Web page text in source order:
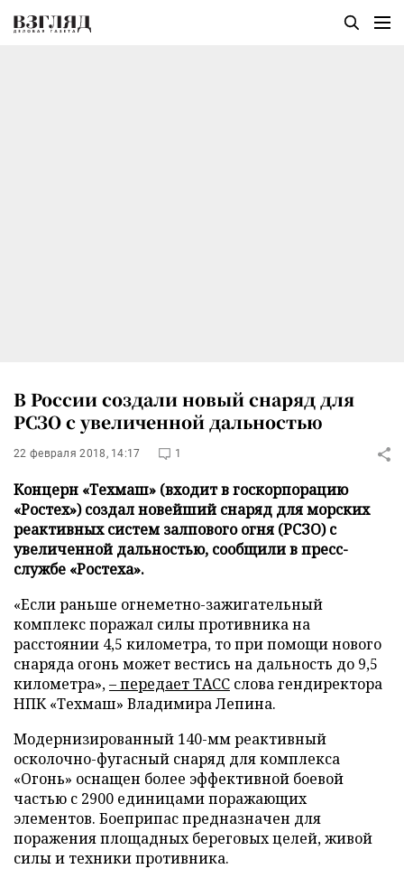
В России создали новый снаряд для
РСЗО с увеличенной дальностью
22 февраля 2018, 14:17 1
Концерн «Техмаш» (входит в госкорпорацию
«Ростех») создал новейший снаряд для морских
реактивных систем залпового огня (РСЗО) с
увеличенной дальностью, сообщили в пресс-
службе «Ростеха».
«Если раньше огнеметно-зажигательный
комплекс поражал силы противника на
расстоянии 4,5 километра, то при помощи нового
снаряда огонь может вестись на дальность до 9,5
километра»,– передаетТАСС слова гендиректора
НПК «Техмаш» Владимира Лепина.
Модернизированный 140-мм реактивный
осколочно-фугасный снаряд для комплекса
«Огонь» оснащен более эффективной боевой
частью с 2900 единицами поражающих
элементов. Боеприпас предназначен для
поражения площадных береговых целей, живой
силы и техники противника.